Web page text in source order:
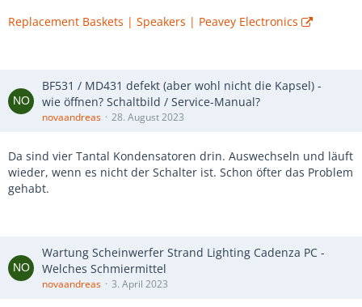
Replacement Baskets | Speakers | Peavey Electronics
BF531 / MD431 defekt (aber wohl nicht die Kapsel) -
wie öffnen? Schaltbild / Service-Manual?
novaandreas 28. August 2023
Da sind vier Tantal Kondensatoren drin. Auswechseln und läuft
wieder, wenn es nicht der Schalter ist. Schon öfter das Problem
gehabt.
Wartung Scheinwerfer Strand Lighting Cadenza PC -
Welches Schmiermittel
novaandreas 3. April 2023